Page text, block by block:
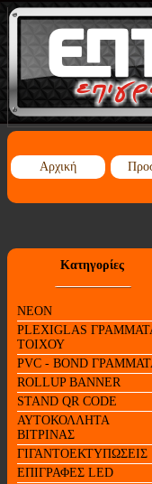
Αρχική
Κατηγορίες
NEON
PLEXIGLAS
ΤΟΙΧΟΥ
PVC - BOND
ROLLUP BANNER
STAND QR CODE
ΑΥΤΟΚΟΛΛΗΤΑ
ΒΙΤΡΙΝΑΣ
ΓΙΓΑΝΤΟΕΚΤΥΠΩΣΕΙΣ
ΕΠΙΓΡΑΦΕΣ LED